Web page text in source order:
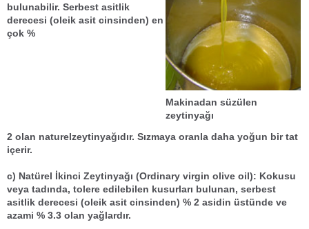
Makinadan süzülen
zeytinyağı
bulunabilir. Serbest asitlik
derecesi (oleik asit cinsinden) en
çok %
2 olan naturelzeytinyağıdır. Sızmaya oranla daha yoğun bir tat
içerir.
c) Natürel İkinci Zeytinyağı (Ordinary virgin olive oil): Kokusu
veya tadında, tolere edilebilen kusurları bulunan, serbest
asitlik derecesi (oleik asit cinsinden) % 2 asidin üstünde ve
azami % 3.3 olan yağlardır.